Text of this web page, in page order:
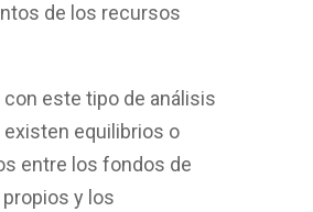
de los recursos
este tipo de análisis
equilibrios o
entre los fondos de
y los